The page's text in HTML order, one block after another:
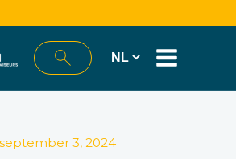
september 3, 2024